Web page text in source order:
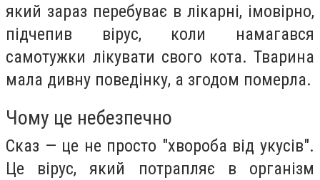
який зараз перебуває в лікарні, імовірно,
підчепив вірус, коли намагався
самотужки лікувати свого кота. Тварина
мала дивну поведінку, а згодом померла.
Чому це небезпечно
Сказ — це не просто "хвороба від укусів".
Це вірус, який потрапляє в організм